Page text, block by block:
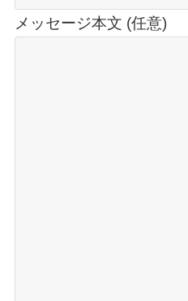
メッセージ本文 (任意)